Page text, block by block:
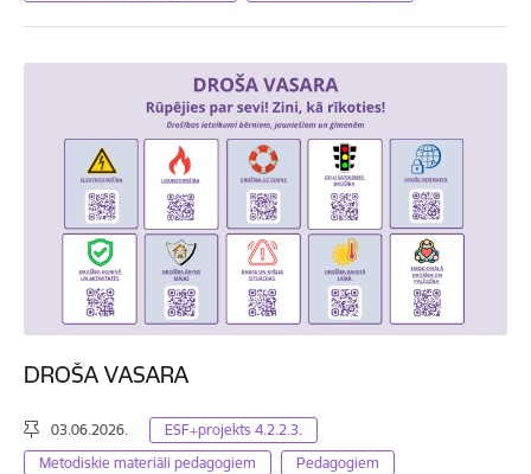
DROŠA VASARA
03.06.2026.
ESF+projekts 4.2.2.3.
Metodiskie materiāli pedagogiem
Pedagogiem